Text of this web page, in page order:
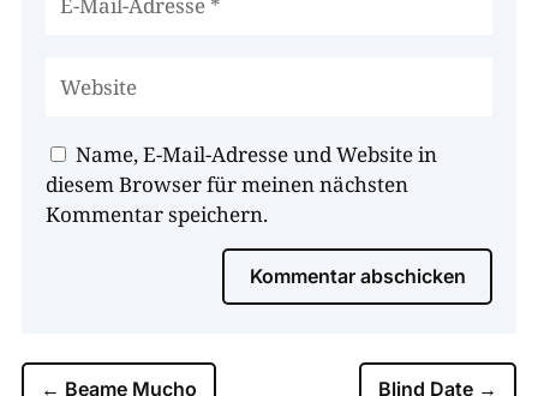
Name, E-Mail-Adresse und Website in
diesem Browser für meinen nächsten
Kommentar speichern.
Kommentar abschicken
← Beame Mucho Blind Date →